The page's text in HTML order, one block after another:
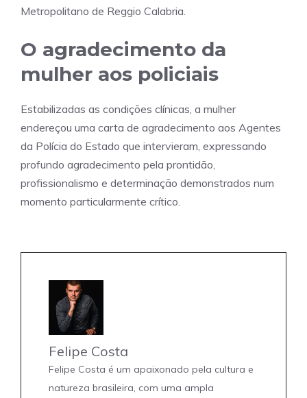
Metropolitano de Reggio Calabria.
O agradecimento da
mulher aos policiais
Estabilizadas as condições clínicas, a mulher
endereçou uma carta de agradecimento aos Agentes
da Polícia do Estado que intervieram, expressando
profundo agradecimento pela prontidão,
profissionalismo e determinação demonstrados num
momento particularmente crítico.
Felipe Costa
Felipe Costa é um apaixonado pela cultura e
natureza brasileira, com uma ampla